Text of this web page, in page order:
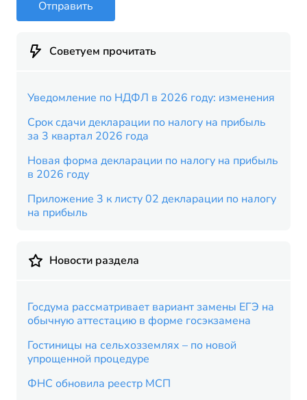
Отправить
Советуем прочитать
Уведомление по НДФЛ в 2026 году: изменения
Срок сдачи декларации по налогу на прибыль
за 3 квартал 2026 года
Новая форма декларации по налогу на прибыль
в 2026 году
Приложение 3 к листу 02 декларации по налогу
на прибыль
Новости раздела
Госдума рассматривает вариант замены ЕГЭ на
обычную аттестацию в форме госэкзамена
Гостиницы на сельхозземлях – по новой
упрощенной процедуре
ФНС обновила реестр МСП